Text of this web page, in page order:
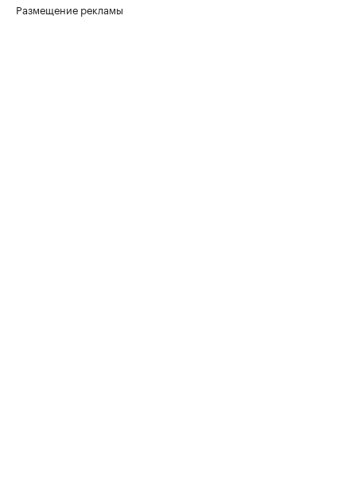
Размещение рекламы